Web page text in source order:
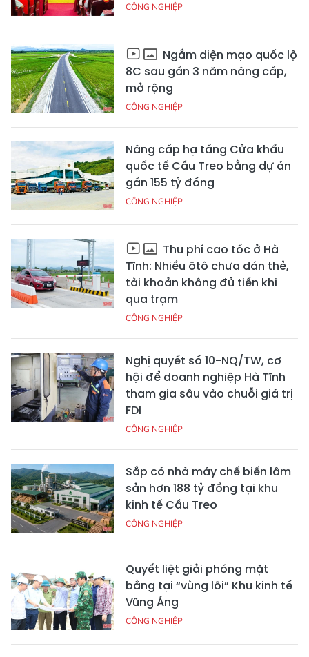
CÔNG NGHIỆP
Ngắm diện mạo quốc lộ
8C sau gần 3 năm nâng cấp,
mở rộng
CÔNG NGHIỆP
Nâng cấp hạ tầng Cửa khẩu
quốc tế Cầu Treo bằng dự án
gần 155 tỷ đồng
CÔNG NGHIỆP
Thu phí cao tốc ở Hà
Tĩnh: Nhiều ôtô chưa dán thẻ,
tài khoản không đủ tiền khi
qua trạm
CÔNG NGHIỆP
Nghị quyết số 10-NQ/TW, cơ
hội để doanh nghiệp Hà Tĩnh
tham gia sâu vào chuỗi giá trị
FDI
CÔNG NGHIỆP
Sắp có nhà máy chế biến lâm
sản hơn 188 tỷ đồng tại khu
kinh tế Cầu Treo
CÔNG NGHIỆP
Quyết liệt giải phóng mặt
bằng tại “vùng lõi” Khu kinh tế
Vũng Áng
CÔNG NGHIỆP